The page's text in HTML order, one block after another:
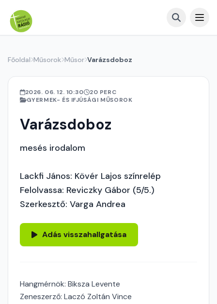
Főoldal Műsorok Műsor Varázsdoboz
2026. 06. 12. 10:30
20 PERC
GYERMEK- ÉS IFJÚSÁGI MŰSOROK
Varázsdoboz
mesés irodalom
Lackfi János: Kövér Lajos színrelép
Felolvassa: Reviczky Gábor (5/5.)
Szerkesztő: Varga Andrea
Adás visszahallgatása
Hangmérnök: Biksza Levente
Zeneszerző: Laczó Zoltán Vince